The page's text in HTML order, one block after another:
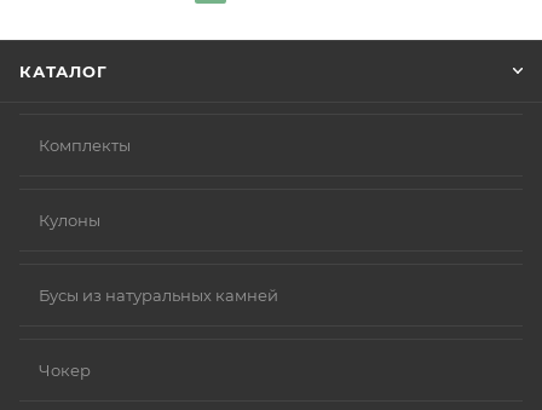
КАТАЛОГ
Комплекты
Кулоны
Бусы из натуральных камней
Чокер